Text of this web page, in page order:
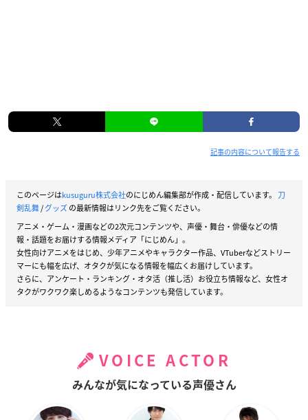
記事の内容について報告する
このページはkusuguru株式会社のにじめん編集部が作成・配信しています。 刀
剣乱舞/グッズの最新情報はリンク先をご覧ください。
アニメ・ゲーム・漫画などの2次元コンテンツや、声優・舞台・俳優などの情
報・話題をお届けする情報メディア「にじめん」。
女性向けアニメをはじめ、少年アニメやキャラクター作品、VTuberなどストリー
マーにも幅を広げ、オタクが気になる情報を幅広くお届けしています。
さらに、アンケート・ランキング・オタ活（推し活）お役立ち情報など、女性オ
タクがワクワク楽しめるようなコンテンツも発信しています。
VOICE ACTOR
みんなが気になっている声優さん